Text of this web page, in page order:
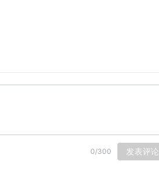
0/300 发表评论